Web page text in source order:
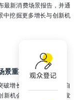
最新消费场景报告，并通
中挖掘更多增长与创新机
景重磅首发
破增长天花板的核心。自
新机会研究，每年独家发